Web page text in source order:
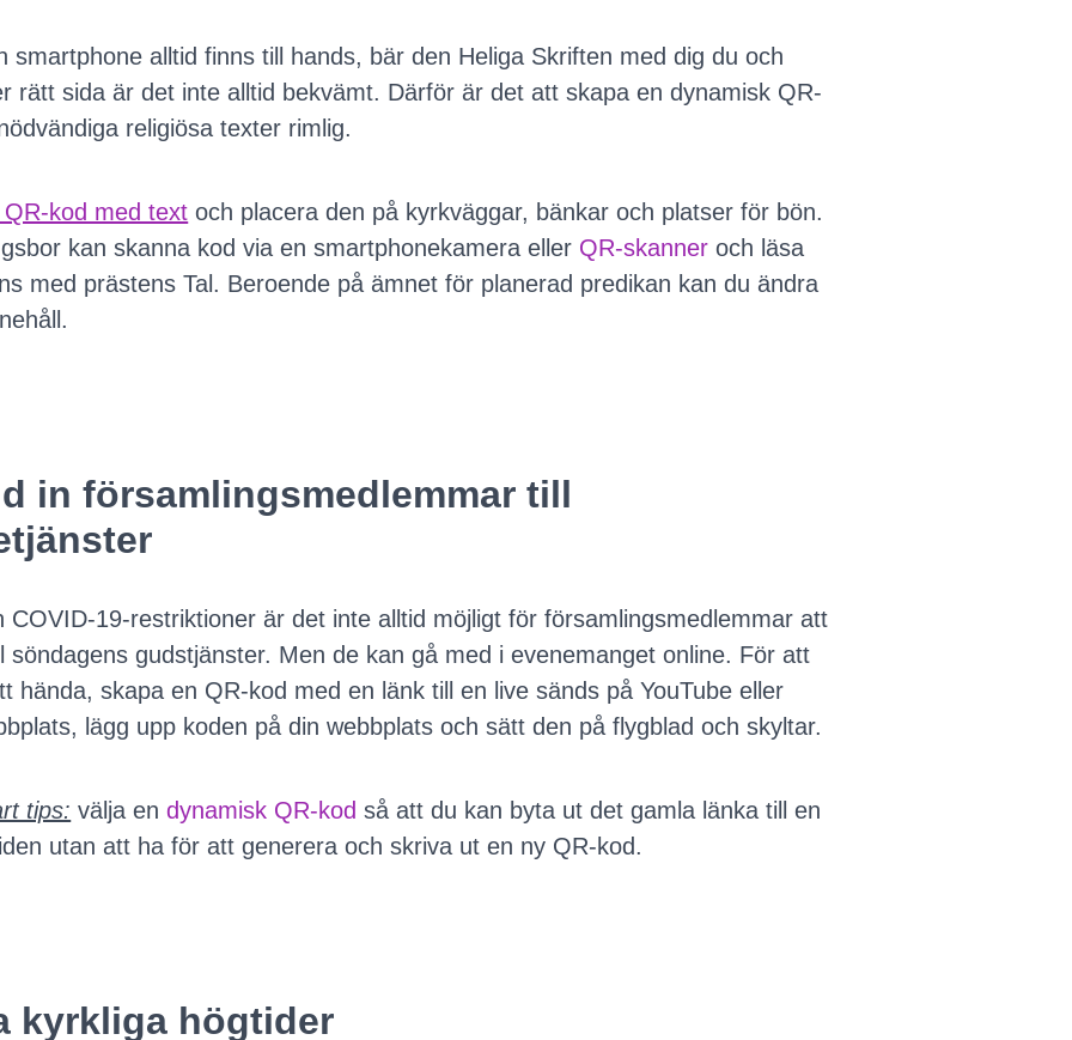
smartphone alltid finns till hands, bär den Heliga Skriften med dig du och
rätt sida är det inte alltid bekvämt. Därför är det att skapa en dynamisk QR-
religiösa texter rimlig.
QR-kod med text och placera den på kyrkväggar, bänkar och platser för bön.
kan skanna kod via en smartphonekamera eller QR-skanner och läsa
med prästens Tal. Beroende på ämnet för planerad predikan kan du ändra
in församlingsmedlemmar till
COVID-19-restriktioner är det inte alltid möjligt för församlingsmedlemmar att
söndagens gudstjänster. Men de kan gå med i evenemanget online. För att
hända, skapa en QR-kod med en länk till en live sänds på YouTube eller
lägg upp koden på din webbplats och sätt den på flygblad och skyltar.
tips: välja endynamisk QR-kod så att du kan byta ut det gamla länka till en
utan att ha för att generera och skriva ut en ny QR-kod.
kyrkliga högtider